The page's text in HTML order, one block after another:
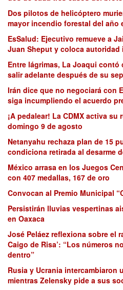
Dos pilotos de helicóptero
mayor incendio forestal del año
EsSalud: Ejecutivo remueve a
Juan Sheput y coloca autoridad
Entre lágrimas, La Joaqui contó
salir adelante después de su
Irán dice que no negociará con
siga incumpliendo el acuerdo
¡A pedalear! La CDMX activa
domingo 9 de agosto
Netanyahu rechaza plan de 15
condiciona retirada al desarme
México arrasa en los Juegos
con 407 medallas, 167 de oro
Convocan al Premio Municipal
Persistirán lluvias vespertinas
en Oaxaca
José Peláez reflexiona sobre el
Caigo de Risa’: “Los números
dentro”
Rusia y Ucrania intercambiaron
mientras Zelensky pide a sus